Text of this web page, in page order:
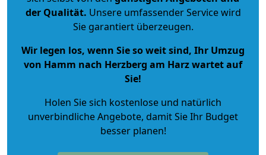
der Qualität. Unsere umfassender Service wird
Sie garantiert überzeugen.
Wir legen los, wenn Sie so weit sind, Ihr Umzug
von Hamm nach Herzberg am Harz wartet auf
Sie!
Holen Sie sich kostenlose und natürlich
unverbindliche Angebote, damit Sie Ihr Budget
besser planen!